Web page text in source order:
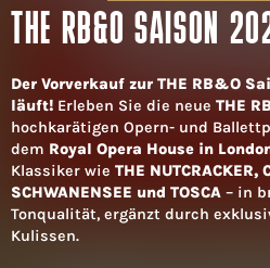
THE RB&O SAISON
Der Vorverkauf zur THE RB&O
läuft! Erleben Sie die neue THE
hochkarätigen Opern- und
dem Royal Opera House in
Klassiker wie THE NUTCRACKER,
SCHWANENSEE und TOSCA – in
Tonqualität, ergänzt durch
Kulissen.